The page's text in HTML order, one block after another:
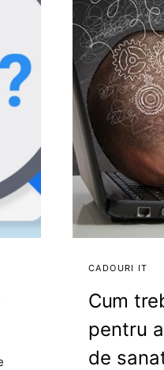
CADOURI IT
Cum
pentru
de